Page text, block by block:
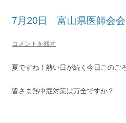
7月20日 富山県医師会
コメントを残す
夏ですね！熱い日が続く今日このご
皆さま熱中症対策は万全ですか？